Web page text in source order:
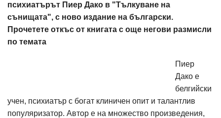
психиатърът Пиер Дако в "Тълкуване на
сънищата", с ново издание на български.
Прочетете откъс от книгата с още негови размисли
по темата
Пиер
Дако е
белгийски
учен, психиатър с богат клиничен опит и талантлив
популяризатор. Автор е на множество произведения,